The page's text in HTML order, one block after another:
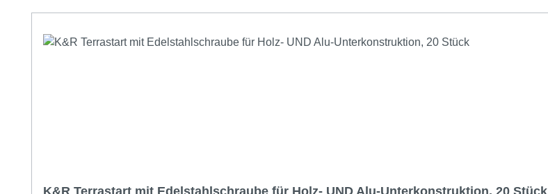
K&R Terrastart mit Edelstahlschraube für Holz- UND Alu-Unterkonstruktion, 20 Stück